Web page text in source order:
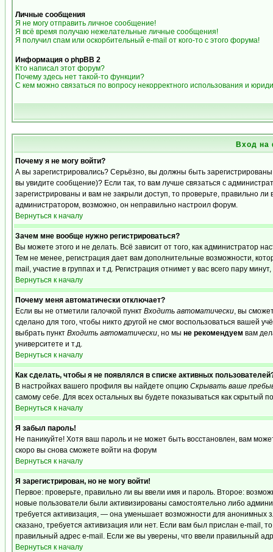
Личные сообщения
Я не могу отправить личное сообщение!
Я всё время получаю нежелательные личные сообщения!
Я получил спам или оскорбительный e-mail от кого-то с этого форума!
Информация о phpBB 2
Кто написал этот форум?
Почему здесь нет такой-то функции?
С кем можно связаться по вопросу некорректного использования и
Вход на
Почему я не могу войти?
А вы зарегистрировались? Серьёзно, вы должны быть
вы увидите сообщение)? Если так, то вам лучше связаться с
зарегистрированы и вам не закрыли доступ, то проверьте, правильно
администратором, возможно, он неправильно настроил форум.
Вернуться к началу
Зачем мне вообще нужно регистрироваться?
Вы можете этого и не делать. Всё зависит от того, как администратор
Тем не менее, регистрация дает вам дополнительные возможности,
mail, участие в группах и т.д. Регистрация отнимет у вас всего пару
Вернуться к началу
Почему меня автоматически отключает?
Если вы не отметили галочкой пункт Входить автоматически, вы
сделано для того, чтобы никто другой не смог воспользоваться вашей
выбрать пункт Входить автоматически, но мы не рекомендуем вам
университете и т.д.
Вернуться к началу
Как сделать, чтобы я не появлялся в списке активных
В настройках вашего профиля вы найдете опцию Скрывать ваше
самому себе. Для всех остальных вы будете показываться как скрытый
Вернуться к началу
Я забыл пароль!
Не паникуйте! Хотя ваш пароль и не может быть восстановлен, вам
скоро вы снова сможете войти на форум
Вернуться к началу
Я зарегистрирован, но не могу войти!
Первое: проверьте, правильно ли вы ввели имя и пароль. Второе:
новые пользователи были активизированы самостоятельно либо
требуется активизация, — она уменьшает возможности для анонимных
сказано, требуется активизация или нет. Если вам был прислан e-mail,
правильный адрес e-mail. Если же вы уверены, что ввели правильный
Вернуться к началу